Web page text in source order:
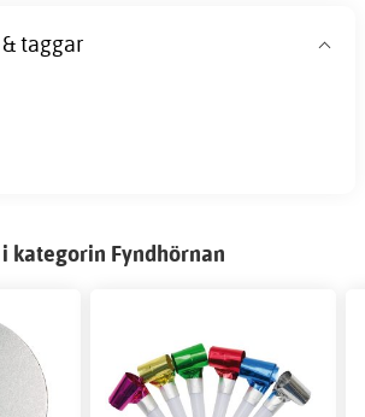
taggar
kategorin Fyndhörnan